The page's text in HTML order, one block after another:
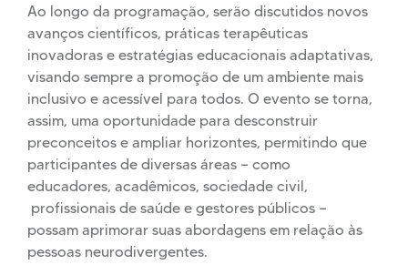
Ao longo da programação, serão discutidos novos
avanços científicos, práticas terapêuticas
inovadoras e estratégias educacionais adaptativas,
visando sempre a promoção de um ambiente mais
inclusivo e acessível para todos. O evento se torna,
assim, uma oportunidade para desconstruir
preconceitos e ampliar horizontes, permitindo que
participantes de diversas áreas — como
educadores, acadêmicos, sociedade civil,
profissionais de saúde e gestores públicos —
possam aprimorar suas abordagens em relação às
pessoas neurodivergentes.